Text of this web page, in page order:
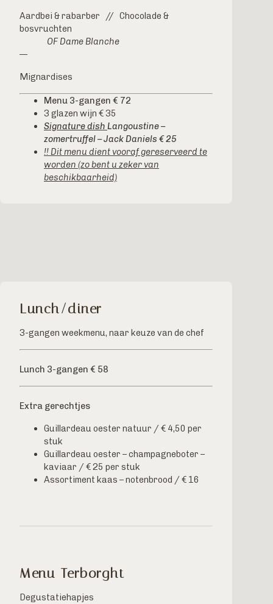
Aardbei & rabarber // Chocolade &
bosvruchten
OF Dame Blanche
—
Mignardises
Menu 3-gangen € 72
3 glazen wijn € 35
Signature dish Langoustine –
zomertruffel – Jack Daniels € 25
!! Dit menu dient vooraf gereserveerd te
worden (zo bent u zeker van
beschikbaarheid)
Lunch/diner
3-gangen weekmenu, naar keuze van de chef
Lunch 3-gangen € 58
Extra gerechtjes
Guillardeau oester natuur / € 4,50 per
stuk
Guillardeau oester – champagneboter –
kaviaar / € 25 per stuk
Assortiment kaas – notenbrood / € 16
Menu Terborght
Degustatiehapjes